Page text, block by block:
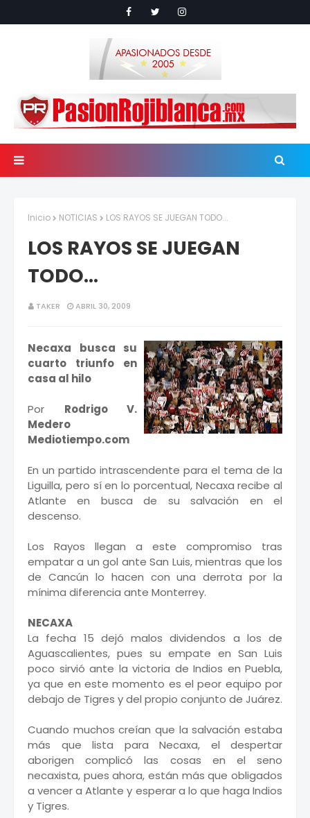
Inicio NOTICIAS LOS RAYOS SE JUEGAN TODO...
LOS RAYOS SE JUEGAN
TODO...
TAKER ABRIL 30, 2009
Necaxa busca su
cuarto triunfo en
casa al hilo
Por Rodrigo V.
Medero
Mediotiempo.com
En un partido intrascendente para el tema de la
Liguilla, pero sí en lo porcentual, Necaxa recibe al
Atlante en busca de su salvación en el
descenso.
Los Rayos llegan a este compromiso tras
empatar a un gol ante San Luis, mientras que los
de Cancún lo hacen con una derrota por la
mínima diferencia ante Monterrey.
NECAXA
La fecha 15 dejó malos dividendos a los de
Aguascalientes, pues su empate en San Luis
poco sirvió ante la victoria de Indios en Puebla,
ya que en este momento es el peor equipo por
debajo de Tigres y del propio conjunto de Juárez.
Cuando muchos creían que la salvación estaba
más que lista para Necaxa, el despertar
aborigen complicó las cosas en el seno
necaxista, pues ahora, están más que obligados
a vencer a Atlante y esperar a lo que haga Indios
y Tigres.